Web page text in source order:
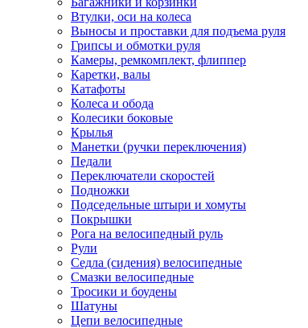
Втулки, оси на колеса
Выносы и проставки для подъема руля
Грипсы и обмотки руля
Камеры, ремкомплект, флиппер
Каретки, валы
Катафоты
Колеса и обода
Колесики боковые
Крылья
Манетки (ручки переключения)
Педали
Переключатели скоростей
Подножки
Подседельные штыри и хомуты
Покрышки
Рога на велосипедный руль
Рули
Седла (сидения) велосипедные
Смазки велосипедные
Тросики и боудены
Шатуны
Цепи велосипедные